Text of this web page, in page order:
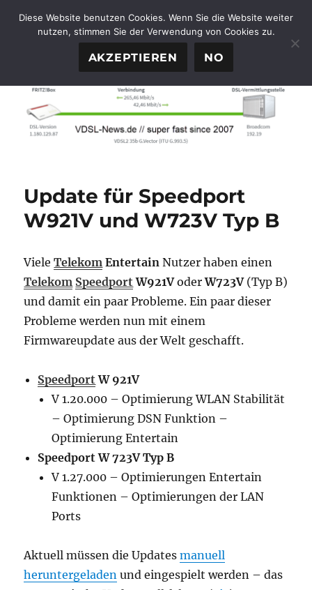
FTTH-News.de
Update für Speedport
W921V und W723V Typ B
VieleTelekom Entertain Nutzer haben einen
Telekom SpeedportW921VoderW723V(Typ B)
und damit ein paar Probleme. Ein paar dieser
Probleme werden nun mit einem
Firmwareupdate aus der Welt geschafft.
SpeedportW 921V
V 1.20.000 – Optimierung WLAN Stabilität
– Optimierung DSN Funktion –
Optimierung Entertain
Speedport W 723V Typ B
V 1.27.000 – Optimierungen Entertain
Funktionen – Optimierungen der LAN
Ports
Aktuell müssen die Updatesmanuell
heruntergeladen und eingespielt werden – das
Diese Website benutzen Cookies. Wenn Sie die Website weiter
nutzen, stimmen Sie der Verwendung von Cookies zu.
AKZEPTIEREN NO